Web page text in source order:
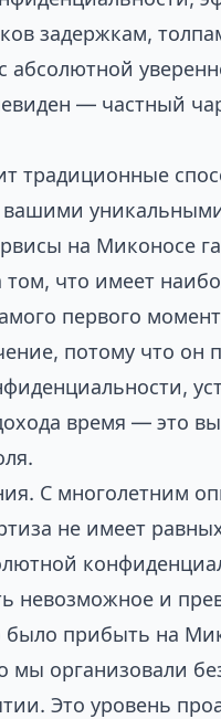
задержкам,
— частный
традиционные
вашими
на Миконосе
что имеет
первого
потому что
время — это
С многолетним
не имеет
невозможное и
было прибыть на
организовали
Это уровень